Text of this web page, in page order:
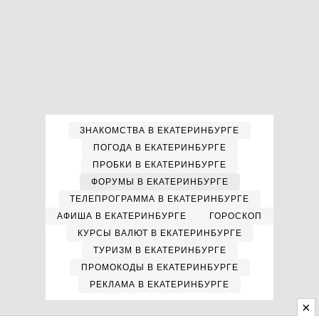
ЗНАКОМСТВА В ЕКАТЕРИНБУРГЕ
ПОГОДА В ЕКАТЕРИНБУРГЕ
ПРОБКИ В ЕКАТЕРИНБУРГЕ
ФОРУМЫ В ЕКАТЕРИНБУРГЕ
ТЕЛЕПРОГРАММА В ЕКАТЕРИНБУРГЕ
АФИША В ЕКАТЕРИНБУРГЕ
ГОРОСКОП
КУРСЫ ВАЛЮТ В ЕКАТЕРИНБУРГЕ
ТУРИЗМ В ЕКАТЕРИНБУРГЕ
ПРОМОКОДЫ В ЕКАТЕРИНБУРГЕ
РЕКЛАМА В ЕКАТЕРИНБУРГЕ